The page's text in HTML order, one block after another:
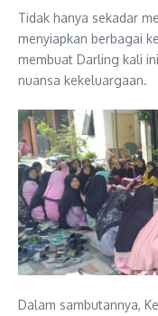
Tidak hanya sekadar
menyiapkan berbagai
membuat Darling kali
nuansa kekeluargaan.
Dalam sambutannya,